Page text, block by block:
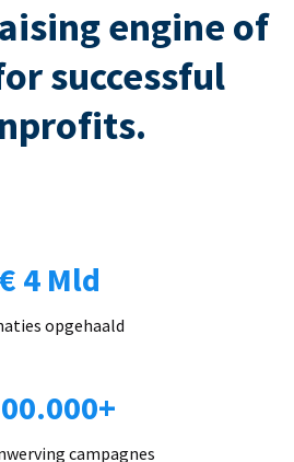
engine of
successful
€ 4 Mld
opgehaald
campagnes